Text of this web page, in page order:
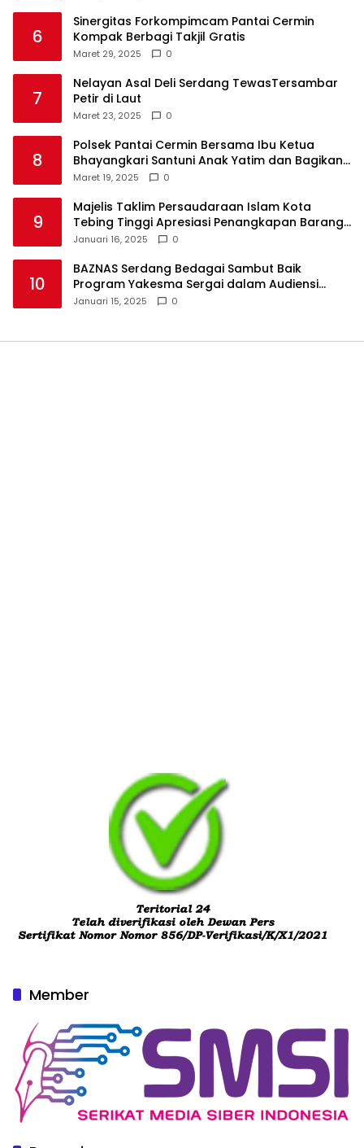
6
Sinergitas Forkompimcam Pantai Cermin
Kompak Berbagi Takjil Gratis
Maret 29, 2025 0
7
Nelayan Asal Deli Serdang TewasTersambar
Petir di Laut
Maret 23, 2025 0
8
Polsek Pantai Cermin Bersama Ibu Ketua
Bhayangkari Santuni Anak Yatim dan Bagikan
Takjil
Maret 19, 2025 0
9
Majelis Taklim Persaudaraan Islam Kota
Tebing Tinggi Apresiasi Penangkapan Barang
Haram
Januari 16, 2025 0
10
BAZNAS Serdang Bedagai Sambut Baik
Program Yakesma Sergai dalam Audiensi
Perkenalan Pengurus Baru
Januari 15, 2025 0
Member